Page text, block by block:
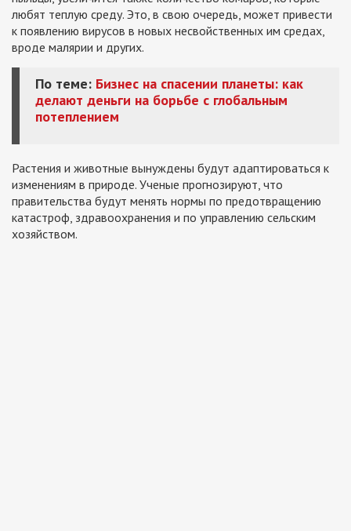
любят теплую среду. Это, в свою очередь, может привести
к появлению вирусов в новых несвойственных им средах,
вроде малярии и других.
По теме: Бизнес на спасении планеты: как
делают деньги на борьбе с глобальным
потеплением
Растения и животные вынуждены будут адаптироваться к
изменениям в природе. Ученые прогнозируют, что
правительства будут менять нормы по предотвращению
катастроф, здравоохранения и по управлению сельским
хозяйством.